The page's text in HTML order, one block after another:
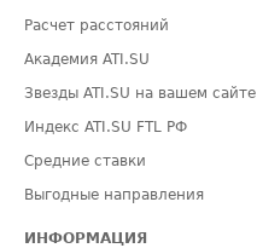
Расчет расстояний
Академия ATI.SU
Звезды ATI.SU на вашем сайте
Индекс ATI.SU FTL РФ
Средние ставки
Выгодные направления
ИНФОРМАЦИЯ